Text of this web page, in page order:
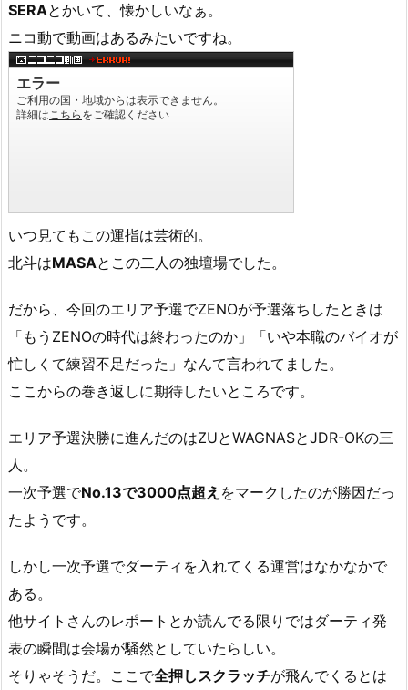
SERAとかいて、懐かしいなぁ。
ニコ動で動画はあるみたいですね。
いつ見てもこの運指は芸術的。
北斗はMASAとこの二人の独壇場でした。
だから、今回のエリア予選でZENOが予選落ちしたときは
「もうZENOの時代は終わったのか」「いや本職のバイオが
忙しくて練習不足だった」なんて言われてました。
ここからの巻き返しに期待したいところです。
エリア予選決勝に進んだのはZUとWAGNASとJDR-OKの三
人。
一次予選でNo.13で3000点超え をマークしたのが勝因だっ
たようです。
しかし一次予選でダーティを入れてくる運営はなかなかで
ある。
他サイトさんのレポートとか読んでる限りではダーティ発
表の瞬間は会場が騒然としていたらしい。
そりゃそうだ。ここで全押しスクラッチが飛んでくるとは